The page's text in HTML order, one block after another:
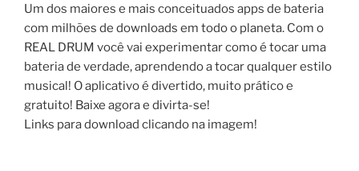
Um dos maiores e mais conceituados apps de bateria
com milhões de downloads em todo o planeta. Com o
REAL DRUM você vai experimentar como é tocar uma
bateria de verdade, aprendendo a tocar qualquer estilo
musical! O aplicativo é divertido, muito prático e
gratuito! Baixe agora e divirta-se!
Links para download clicando na imagem!